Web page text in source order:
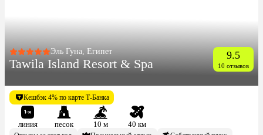
Эль Гуна, Египет
Tawila Island Resort & Spa
9.5
10 отзывов
Кешбэк 4% по карте Т-Банка
линия песок 10 м
40 км